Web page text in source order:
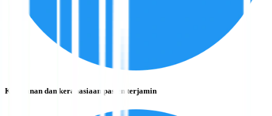
Keamanan dan kerahasiaan pasien terjamin